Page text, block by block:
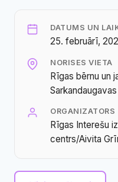
DATUMS UN
25. februārī,
NORISES VIETA
Rīgas bērnu un
ORGANIZATORS
Rīgas Interešu
centrs/Aivita